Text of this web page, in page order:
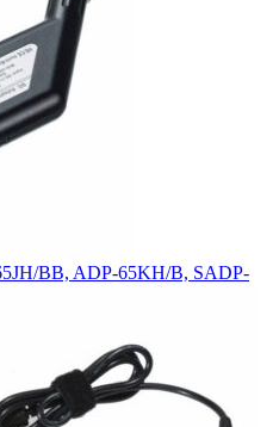
BB, ADP-65KH/B, SADP-